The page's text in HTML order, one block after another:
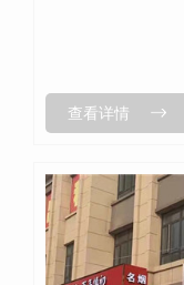
查看详情